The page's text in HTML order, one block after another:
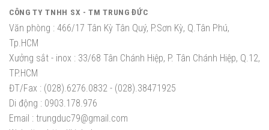
CÔNG TY TNHH SX - TM TRUNG ĐỨC
Văn phòng : 466/17 Tân Kỳ Tân Quý, P.Sơn Kỳ, Q.Tân Phú,
Tp.HCM
Xưởng sắt - inox : 33/68 Tân Chánh Hiệp, P. Tân Chánh Hiệp, Q.12,
TP.HCM
ĐT/Fax : (028).6276.0832 - (028).38471925
Di động : 0903.178.976
Email : trungduc79@gmail.com